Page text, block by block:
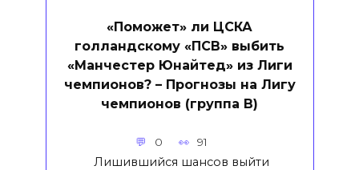
«Поможет» ли ЦСКА
голландскому «ПСВ» выбить
«Манчестер Юнайтед» из Лиги
чемпионов? – Прогнозы на Лигу
чемпионов (группа В)
0 91
Лишившийся шансов выйти